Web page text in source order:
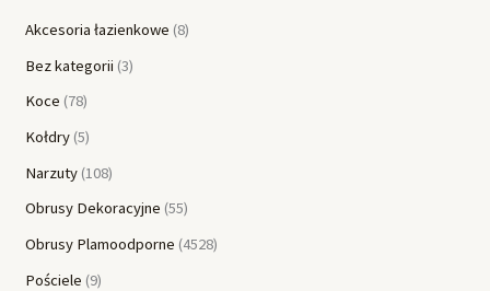
Akcesoria łazienkowe 8
Bez kategorii 3
Koce 78
Kołdry 5
Narzuty 108
Obrusy Dekoracyjne 55
Obrusy Plamoodporne 4528
Pościele 9